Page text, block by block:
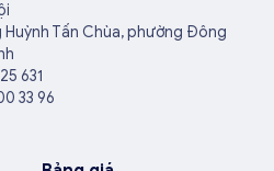
Tấn Chùa, phường Đông
631
33 96